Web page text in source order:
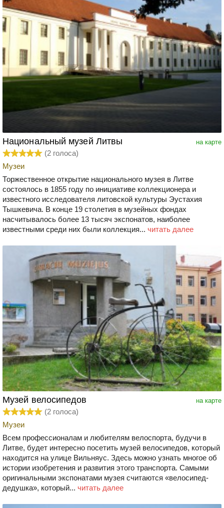
на карте
Национальный музей Литвы
(2 голоса)
Музеи
Торжественное открытие национального музея в Литве
состоялось в 1855 году по инициативе коллекционера и
известного исследователя литовской культуры Эустахия
Тышкевича. В конце 19 столетия в музейных фондах
насчитывалось более 13 тысяч экспонатов, наиболее
известными среди них были коллекция... читать далее
на карте
Музей велосипедов
(2 голоса)
Музеи
Всем профессионалам и любителям велоспорта, будучи в
Литве, будет интересно посетить музей велосипедов, который
находится на улице Вильняус. Здесь можно узнать многое об
истории изобретения и развития этого транспорта. Самыми
оригинальными экспонатами музея считаются «велосипед-
дедушка», который... читать далее